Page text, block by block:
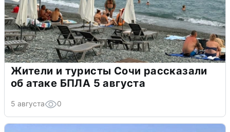
Жители и туристы Сочи рассказали
об атаке БПЛА 5 августа
5 августа 0